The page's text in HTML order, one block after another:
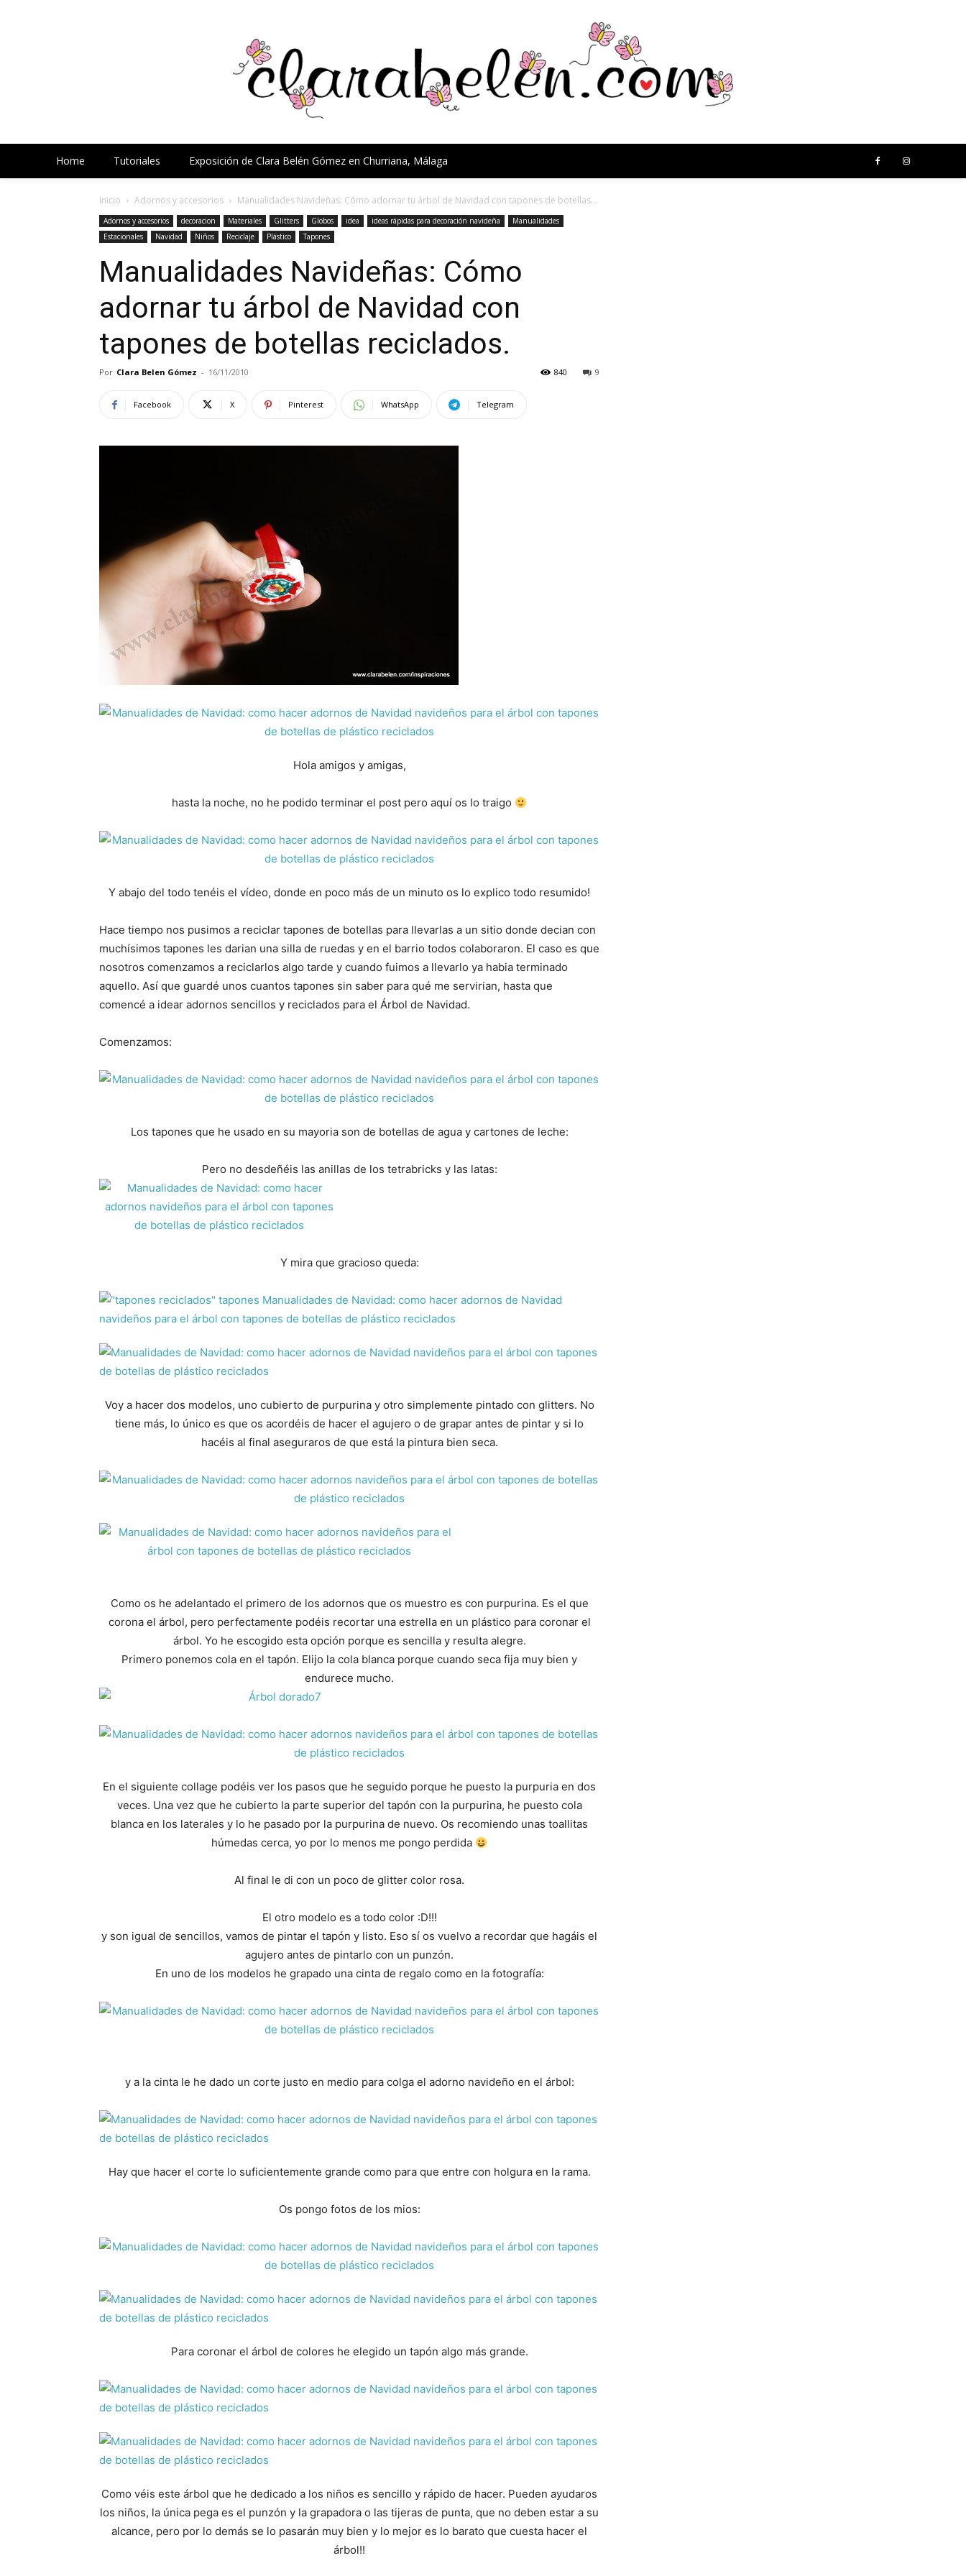
Home Tutoriales Exposición de Clara Belén Gómez en Churriana, Málaga
Inicio Adornos y accesorios Manualidades Navideñas: Cómo adornar tu árbol de Navidad con tapones de botellas...
Adornos y accesorios decoracion Materiales Glitters Globos idea ideas rápidas para decoración navideña
Manualidades
Estacionales
Navidad Niños Reciclaje Plástico Tapones
Manualidades Navideñas: Cómo
adornar tu árbol de Navidad con
tapones de botellas reciclados.
Por Clara Belen Gómez - 16/11/2010 9
840
Facebook X Pinterest WhatsApp Telegram
Hola amigos y amigas,
hasta la noche, no he podido terminar el post pero aquí os lo traigo
Y abajo del todo tenéis el vídeo, donde en poco más de un minuto os lo explico todo resumido!
Hace tiempo nos pusimos a reciclar tapones de botellas para llevarlas a un sitio donde decian con
muchísimos tapones les darian una silla de ruedas y en el barrio todos colaboraron. El caso es que
nosotros comenzamos a reciclarlos algo tarde y cuando fuimos a llevarlo ya habia terminado
aquello. Así que guardé unos cuantos tapones sin saber para qué me servirian, hasta que
comencé a idear adornos sencillos y reciclados para el Árbol de Navidad.
Comenzamos:
Los tapones que he usado en su mayoria son de botellas de agua y cartones de leche:
Pero no desdeñéis las anillas de los tetrabricks y las latas:
Y mira que gracioso queda:
Voy a hacer dos modelos, uno cubierto de purpurina y otro simplemente pintado con glitters. No
tiene más, lo único es que os acordéis de hacer el agujero o de grapar antes de pintar y si lo
hacéis al final aseguraros de que está la pintura bien seca.
Como os he adelantado el primero de los adornos que os muestro es con purpurina. Es el que
corona el árbol, pero perfectamente podéis recortar una estrella en un plástico para coronar el
árbol. Yo he escogido esta opción porque es sencilla y resulta alegre.
Primero ponemos cola en el tapón. Elijo la cola blanca porque cuando seca fija muy bien y
endurece mucho.
En el siguiente collage podéis ver los pasos que he seguido porque he puesto la purpuria en dos
veces. Una vez que he cubierto la parte superior del tapón con la purpurina, he puesto cola
blanca en los laterales y lo he pasado por la purpurina de nuevo. Os recomiendo unas toallitas
húmedas cerca, yo por lo menos me pongo perdida
Al final le di con un poco de glitter color rosa.
El otro modelo es a todo color :D!!!
y son igual de sencillos, vamos de pintar el tapón y listo. Eso sí os vuelvo a recordar que hagáis el
agujero antes de pintarlo con un punzón.
En uno de los modelos he grapado una cinta de regalo como en la fotografía:
y a la cinta le he dado un corte justo en medio para colga el adorno navideño en el árbol:
Hay que hacer el corte lo suficientemente grande como para que entre con holgura en la rama.
Os pongo fotos de los mios:
Para coronar el árbol de colores he elegido un tapón algo más grande.
Como véis este árbol que he dedicado a los niños es sencillo y rápido de hacer. Pueden ayudaros
los niños, la única pega es el punzón y la grapadora o las tijeras de punta, que no deben estar a su
alcance, pero por lo demás se lo pasarán muy bien y lo mejor es lo barato que cuesta hacer el
árbol!!